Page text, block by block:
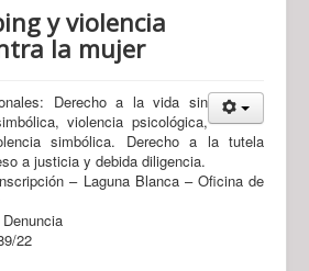
y violencia
la mujer
Derecho a la vida sin
violencia psicológica,
simbólica. Derecho a la tutela
a justicia y debida diligencia.
– Laguna Blanca – Oficina de
22